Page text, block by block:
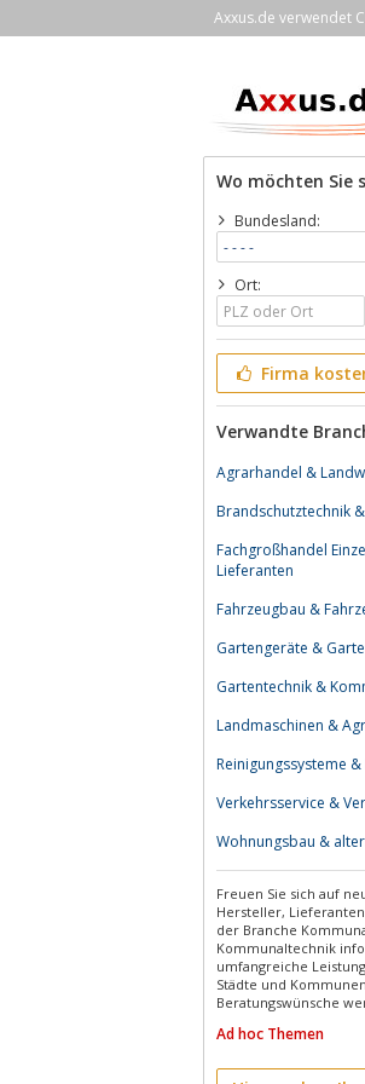
Axxus.de verwendet
Wo möchten Sie
Bundesland:
Ort:
Firma
Verwandte
Agrarhandel &
Brandschutztechnik
Fachgroßhandel
Lieferanten
Fahrzeugbau &
Gartengeräte &
Gartentechnik &
Landmaschinen &
Reinigungssysteme
Verkehrsservice &
Wohnungsbau &
Freuen Sie sich auf
Hersteller,
der Branche
Kommunaltechnik
umfangreiche
Städte und
Beratungswünsche
Ad hoc Themen